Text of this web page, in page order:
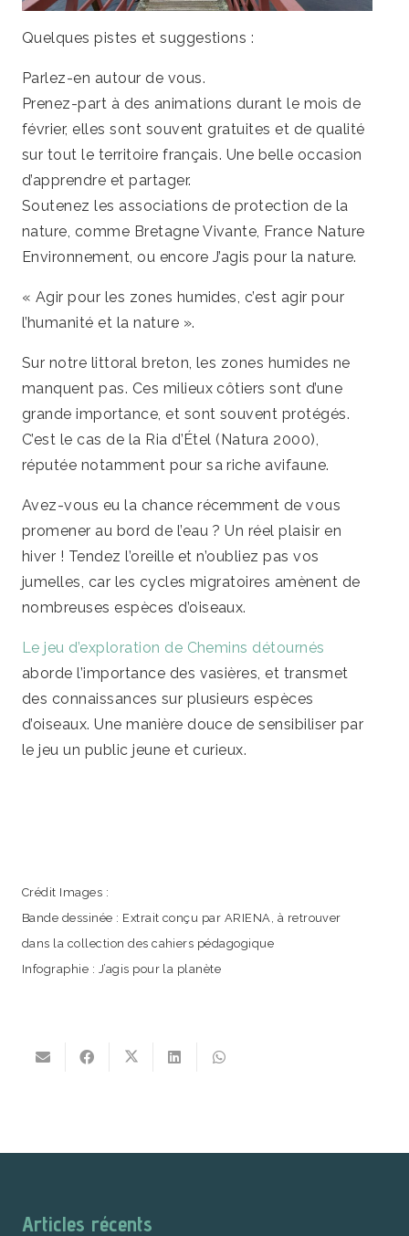
Quelques pistes et suggestions :
Parlez-en autour de vous.
Prenez-part à des animations durant le mois de
février, elles sont souvent gratuites et de qualité
sur tout le territoire français. Une belle occasion
d’apprendre et partager.
Soutenez les associations de protection de la
nature, comme Bretagne Vivante, France Nature
Environnement, ou encore J’agis pour la nature.
« Agir pour les zones humides, c’est agir pour
l’humanité et la nature ».
Sur notre littoral breton, les zones humides ne
manquent pas. Ces milieux côtiers sont d’une
grande importance, et sont souvent protégés.
C’est le cas de la Ria d’Étel (Natura 2000),
réputée notamment pour sa riche avifaune.
Avez-vous eu la chance récemment de vous
promener au bord de l’eau ? Un réel plaisir en
hiver ! Tendez l’oreille et n’oubliez pas vos
jumelles, car les cycles migratoires amènent de
nombreuses espèces d’oiseaux.
Le jeu d’exploration de Chemins détournés
aborde l’importance des vasières, et transmet
des connaissances sur plusieurs espèces
d’oiseaux. Une manière douce de sensibiliser par
le jeu un public jeune et curieux.
Crédit Images :
Bande dessinée : Extrait conçu par ARIENA, à retrouver
dans la collection des cahiers pédagogique
Infographie : J’agis pour la planète
Articles récents